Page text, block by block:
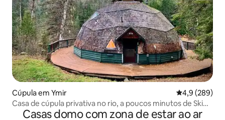
Cúpula em Ymir Classificação
4,9 (289)
Casa de cúpula privativa no rio, a poucos minutos de Ski
Casas domo com zona de estar ao ar